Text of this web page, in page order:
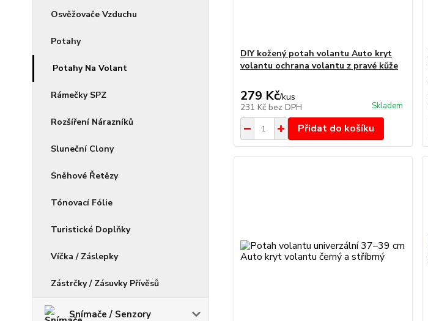
Osvěžovače Vzduchu
Potahy
Potahy Na Volant
Rámečky SPZ
Rozšíření Nárazníků
Sluneční Clony
Sněhové Řetězy
Tónovací Fólie
Turistické Doplňky
Víčka / Záslepky
Zástrčky / Zásuvky Přívěsů
Snímače / Senzory
DIY kožený potah volantu Auto kryt
volantu ochrana volantu z pravé kůže
279 Kč/kus
231 Kč bez DPH Skladem
Přidat do košíku